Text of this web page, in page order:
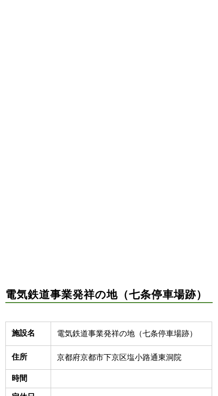
電気鉄道事業発祥の地（七条停車場跡）
施設名 電気鉄道事業発祥の地（七条停車場跡）
住所 京都府京都市下京区塩小路通東洞院
時間